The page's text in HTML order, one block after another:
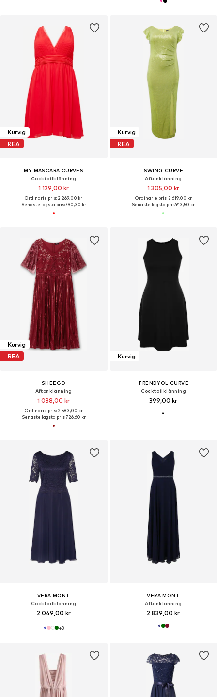
Kurvig
REA
MY MASCARA CURVES
Cocktailklänning
1 129,00 kr
Ordinarie pris: 2 269,00 kr
Senaste lägsta pris:790,30 kr
Kurvig
REA
SWING CURVE
Aftonklänning
1 305,00 kr
Ordinarie pris: 2 619,00 kr
Senaste lägsta pris:913,50 kr
Kurvig
REA
SHEEGO
Aftonklänning
1 038,00 kr
Ordinarie pris: 2 583,00 kr
Senaste lägsta pris:726,60 kr
Kurvig
TRENDYOL CURVE
Cocktailklänning
399,00 kr
VERA MONT
Cocktailklänning
2 049,00 kr
+3
VERA MONT
Aftonklänning
2 839,00 kr